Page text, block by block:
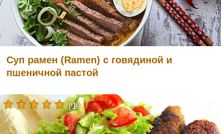
Суп рамен (Ramen) с говядиной и
пшеничной пастой
(1)